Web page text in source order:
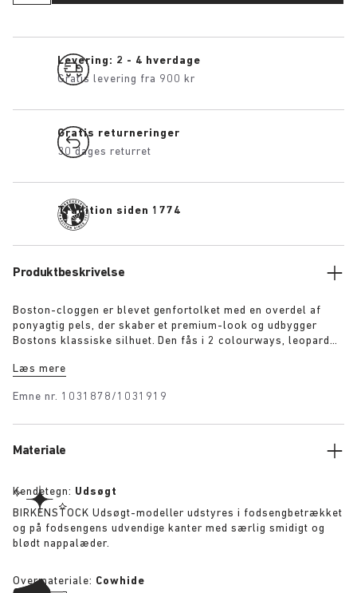
Levering: 2 - 4 hverdage
Gratis levering fra 900 kr
Gratis returneringer
30 dages returret
Tradition siden 1774
Produktbeskrivelse
Boston-cloggen er blevet genfortolket med en overdel af
ponyagtig pels, der skaber et premium-look og udbygger
Bostons klassiske silhuet. Den fås i 2 colourways, leopard
Disse clogs er lavet med BIRKENSTOCKs karakteristiske
elegancen og den ekspressive stil i 1920’ernes Berlin.
Læs mere
Emne nr. 1031878/1031919
Materiale
Kendetegn: Udsøgt
BIRKENSTOCK Udsøgt-modeller udstyres i fodsengbetrækket
og på fodsengens udvendige kanter med særlig smidigt og
blødt nappalæder.
Overmateriale: Cowhide